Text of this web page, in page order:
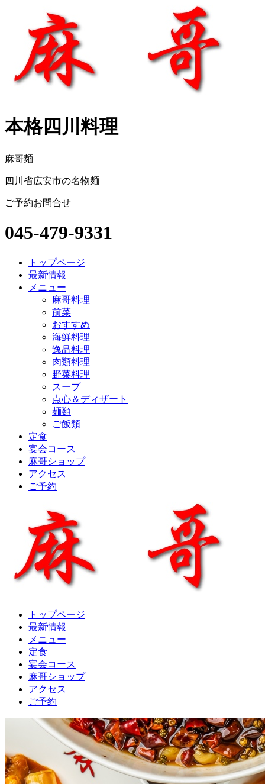
本格四川料理
麻哥麺
四川省広安市の名物麺
ご予約お問合せ
045-479-9331
トップページ
最新情報
メニュー
麻哥料理
前菜
おすすめ
海鮮料理
逸品料理
肉類料理
野菜料理
スープ
点心＆ディザート
麺類
ご飯類
定食
宴会コース
麻哥ショップ
アクセス
ご予約
トップページ
最新情報
メニュー
定食
宴会コース
麻哥ショップ
アクセス
ご予約